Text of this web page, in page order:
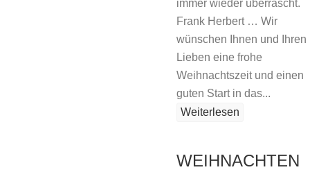
immer wieder überrascht.
Frank Herbert … Wir
wünschen Ihnen und Ihren
Lieben eine frohe
Weihnachtszeit und einen
guten Start in das...
Weiterlesen
WEIHNACHTEN